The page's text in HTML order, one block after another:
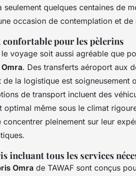
quelques centaines de
occasion de contemplation et de
pour les pèlerins
voyage soit aussi agréable que
. Des transferts aéroport aux
de la logistique est soigneusement
de transport incluent des
optimal même sous le climat
concentrer pleinement sur leur
incluant tous les services
Omra de TAWAF sont conçus